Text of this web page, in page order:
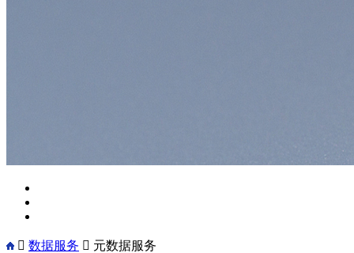
 数据服务  元数据服务